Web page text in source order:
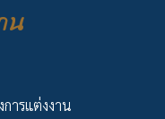
น
ารแต่งงาน